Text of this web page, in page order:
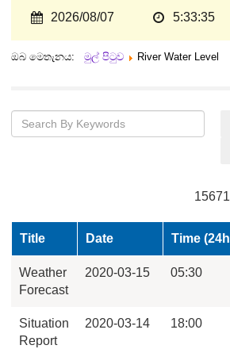
2026/08/07 5:33:35
ඔබ මෙතැනය: මුල් පිටුව River Water Level
Title Date Time
Weather
Forecast
2020-03-15 05:30
Situation
Report
2020-03-14 18:00